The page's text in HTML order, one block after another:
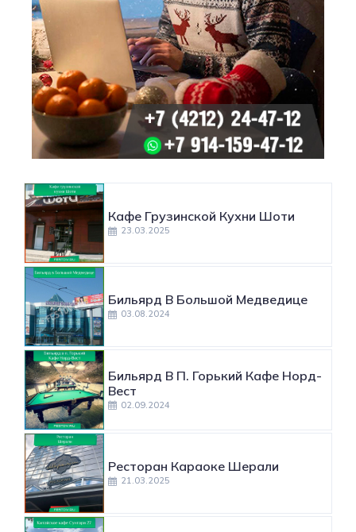
Кафе Грузинской Кухни Шоти
23.03.2025
Бильярд В Большой Медведице
03.08.2024
Бильярд В П. Горький Кафе Норд-
Вест
02.09.2024
Ресторан Караоке Шерали
21.03.2025